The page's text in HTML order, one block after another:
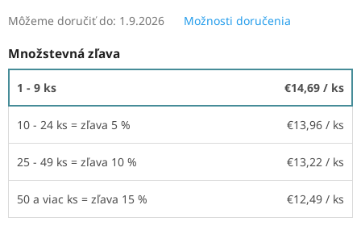
Môžeme doručiť do: 1.9.2026 Možnosti doručenia
Množstevná zľava
1 - 9 ks €14,69 / ks
10 - 24 ks = zľava 5 % €13,96 / ks
25 - 49 ks = zľava 10 % €13,22 / ks
50 a viac ks = zľava 15 % €12,49 / ks